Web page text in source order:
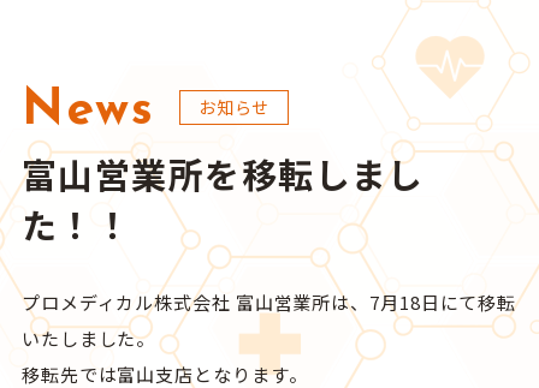
News お知らせ
富山営業所を移転しまし
た！！
プロメディカル株式会社 富山営業所は、7月18日にて移転
いたしました。
移転先では富山支店となります。